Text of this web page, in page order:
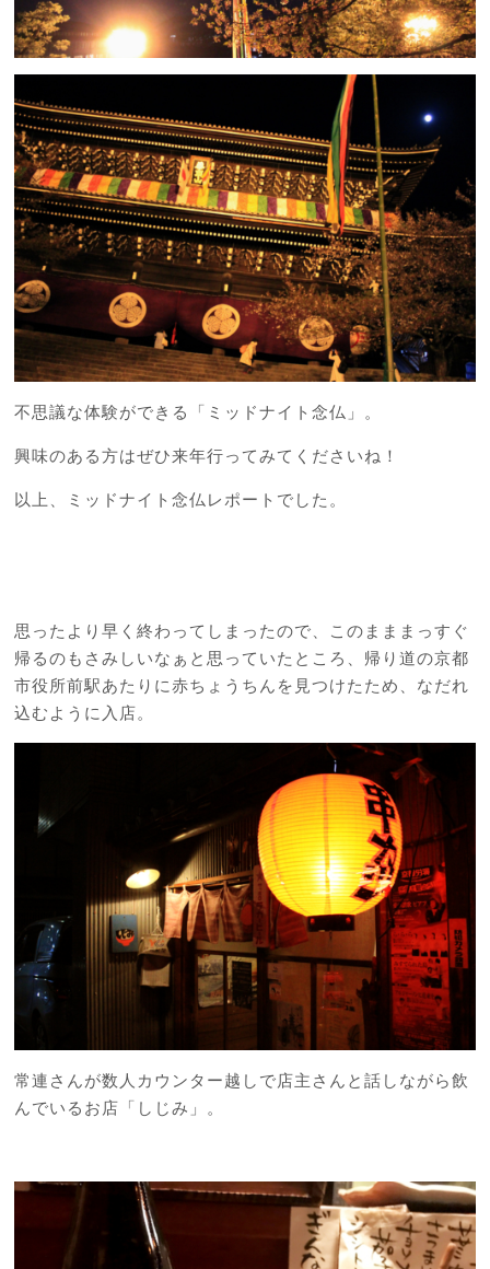
不思議な体験ができる「ミッドナイト念仏」。
興味のある方はぜひ来年行ってみてくださいね！
以上、ミッドナイト念仏レポートでした。
思ったより早く終わってしまったので、このまままっすぐ
帰るのもさみしいなぁと思っていたところ、帰り道の京都
市役所前駅あたりに赤ちょうちんを見つけたため、なだれ
込むように入店。
常連さんが数人カウンター越しで店主さんと話しながら飲
んでいるお店「しじみ」。